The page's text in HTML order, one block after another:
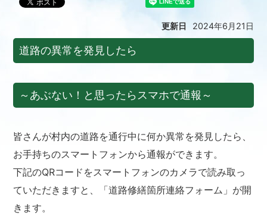
更新日 2024年6月21日
道路の異常を発見したら
～あぶない！と思ったらスマホで通報～
皆さんが村内の道路を通行中に何か異常を発見したら、
お手持ちのスマートフォンから通報ができます。
下記のQRコードをスマートフォンのカメラで読み取っ
ていただきますと、「道路修繕箇所連絡フォーム」が開
きます。